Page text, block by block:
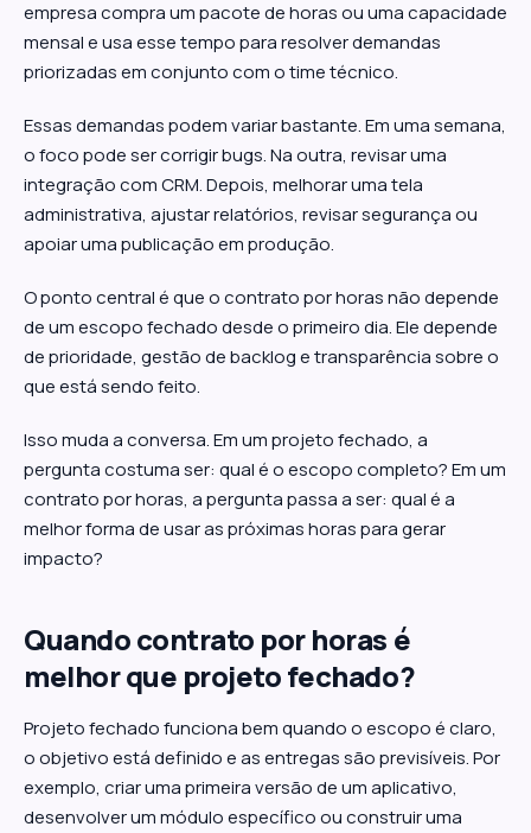
empresa compra um pacote de horas ou uma capacidade
mensal e usa esse tempo para resolver demandas
priorizadas em conjunto com o time técnico.
Essas demandas podem variar bastante. Em uma semana,
o foco pode ser corrigir bugs. Na outra, revisar uma
integração com CRM. Depois, melhorar uma tela
administrativa, ajustar relatórios, revisar segurança ou
apoiar uma publicação em produção.
O ponto central é que o contrato por horas não depende
de um escopo fechado desde o primeiro dia. Ele depende
de prioridade, gestão de backlog e transparência sobre o
que está sendo feito.
Isso muda a conversa. Em um projeto fechado, a
pergunta costuma ser: qual é o escopo completo? Em um
contrato por horas, a pergunta passa a ser: qual é a
melhor forma de usar as próximas horas para gerar
impacto?
Quando contrato por horas é
melhor que projeto fechado?
Projeto fechado funciona bem quando o escopo é claro,
o objetivo está definido e as entregas são previsíveis. Por
exemplo, criar uma primeira versão de um aplicativo,
desenvolver um módulo específico ou construir uma